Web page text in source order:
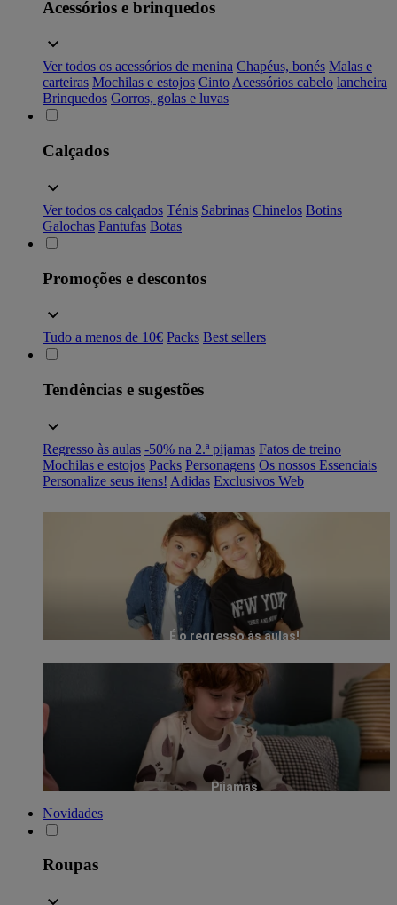
Acessórios e brinquedos
Ver todos os acessórios de menina Chapéus, bonés Malas e
carteiras Mochilas e estojos Cinto Acessórios cabelo lancheira
Brinquedos Gorros, golas e luvas
Calçados
Ver todos os calçados Ténis Sabrinas Chinelos Botins
Galochas Pantufas Botas
Promoções e descontos
Tudo a menos de 10€ Packs Best sellers
Tendências e sugestões
Regresso às aulas -50% na 2.ª pijamas Fatos de treino
Mochilas e estojos Packs Personagens Os nossos Essenciais
Personalize seus itens! Adidas Exclusivos Web
É o regresso às aulas!
Pijamas
Novidades
Roupas